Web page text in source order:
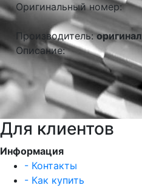
Оригинальный номер:
Производитель:оригинал
Описание:
Для клиентов
Информация
- Контакты
- Как купить